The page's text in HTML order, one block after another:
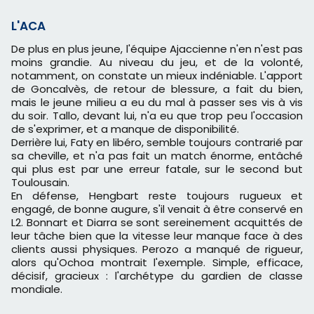
L'ACA
De plus en plus jeune, l'équipe Ajaccienne n'en n'est pas
moins grandie. Au niveau du jeu, et de la volonté,
notamment, on constate un mieux indéniable. L'apport
de Goncalvès, de retour de blessure, a fait du bien,
mais le jeune milieu a eu du mal à passer ses vis à vis
du soir. Tallo, devant lui, n'a eu que trop peu l'occasion
de s'exprimer, et a manque de disponibilité.
Derrière lui, Faty en libéro, semble toujours contrarié par
sa cheville, et n'a pas fait un match énorme, entâché
qui plus est par une erreur fatale, sur le second but
Toulousain.
En défense, Hengbart reste toujours rugueux et
engagé, de bonne augure, s'il venait à être conservé en
L2. Bonnart et Diarra se sont sereinement acquittés de
leur tâche bien que la vitesse leur manque face à des
clients aussi physiques. Perozo a manqué de rigueur,
alors qu'Ochoa montrait l'exemple. Simple, efficace,
décisif, gracieux : l'archétype du gardien de classe
mondiale.